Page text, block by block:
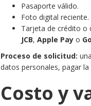
Pasaporte válido.
Foto digital reciente.
Tarjeta de crédito o
JCB,Apple Pay o
Proceso de solicitud:
datos personales, pagar
Costo y